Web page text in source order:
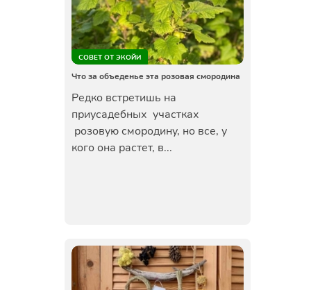
СОВЕТ ОТ ЭКОЙИ
Что за объеденье эта розовая смородина
Редко встретишь на
приусадебных участках
розовую смородину, но все, у
кого она растет, в...